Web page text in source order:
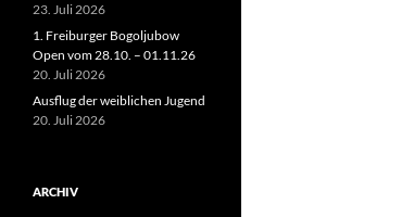
23. Juli 2026
1. Freiburger Bogoljubow
Open vom 28.10. – 01.11.26
20. Juli 2026
Ausflug der weiblichen Jugend
20. Juli 2026
ARCHIV